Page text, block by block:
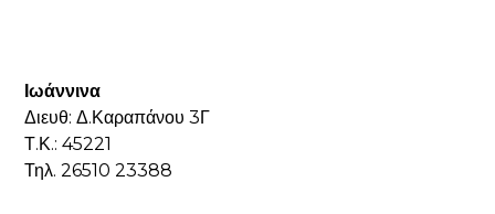
Ιωάννινα
Διευθ: Δ.Καραπάνου 3Γ
Τ.Κ.: 45221
Τηλ. 26510 23388